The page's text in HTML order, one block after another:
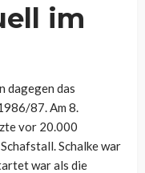
im
dagegen das
87. Am 8.
vor 20.000
Schalke war
war als die